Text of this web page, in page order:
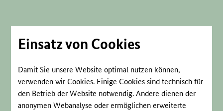
Einsatz von Cookies
Damit Sie unsere Website optimal nutzen können,
verwenden wir Cookies. Einige Cookies sind technisch für
den Betrieb der Website notwendig. Andere dienen der
anonymen Webanalyse oder ermöglichen erweiterte